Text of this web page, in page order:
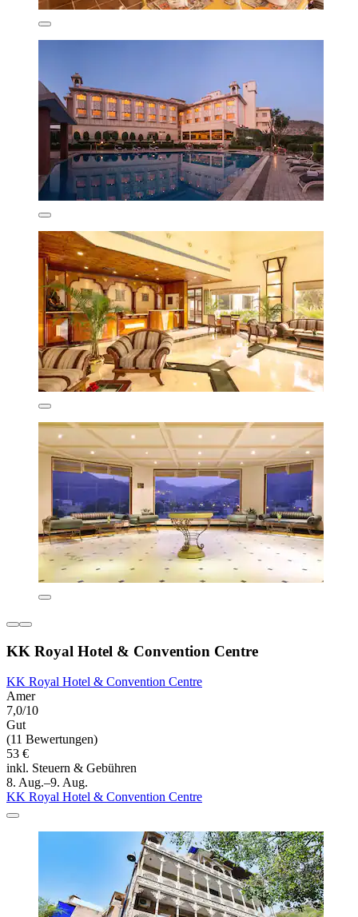
KK Royal Hotel & Convention Centre
KK Royal Hotel & Convention Centre
Amer
7,0/10
Gut
(11 Bewertungen)
53 €
inkl. Steuern & Gebühren
8. Aug.–9. Aug.
KK Royal Hotel & Convention Centre